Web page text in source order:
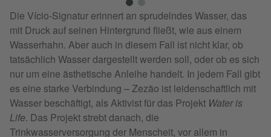
Die Vício-Signatur erinnert an sprudelndes Wasser, das
mit Druck auf seinen Hintergrund fließt, wie aus einem
Wasserhahn. Aber auch in diesem Fall ist nicht klar, ob
tatsächlich Wasser dargestellt werden soll, oder ob es sich
nur um eine ästhetische Anleihe handelt. In jedem Fall gibt
es eine starke Verbindung – Zezão ist leidenschaftlich mit
Wasser beschäftigt, als Aktivist für das Projekt Water is
Life. Das Projekt strebt danach, die
Trinkwasserversorgung der Menscheit, vor allem in